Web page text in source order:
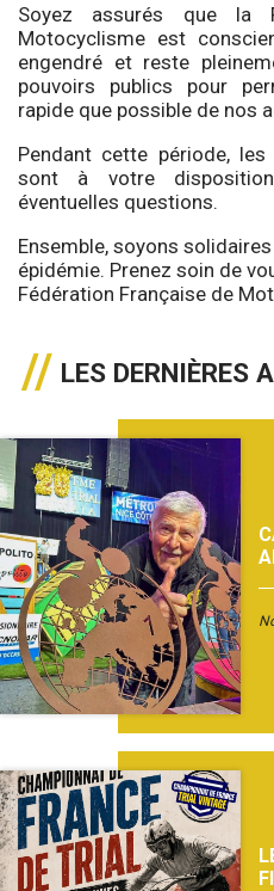
Soyez assurés que la
Motocyclisme est
engendré et reste
pouvoirs publics pour
rapide que possible de nos
Pendant cette période,
sont à votre
éventuelles questions.
Ensemble, soyons
épidémie. Prenez soin de
Fédération Française de
LES DERNIÈRES